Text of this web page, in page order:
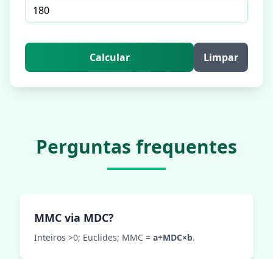
Calcular Limpar
Perguntas frequentes
MMC via MDC?
Inteiros >0; Euclides; MMC = a÷MDC×b.